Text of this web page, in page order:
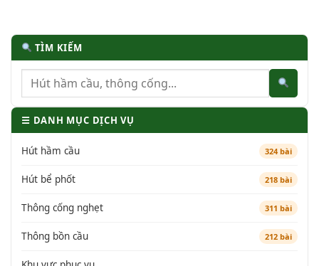
TÌM KIẾM
☰ DANH MỤC DỊCH VỤ
Hút hầm cầu 324 bài
Hút bể phốt 218 bài
Thông cống nghẹt 311 bài
Thông bồn cầu 212 bài